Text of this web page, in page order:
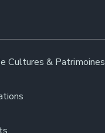
Cultures & Patrimoines